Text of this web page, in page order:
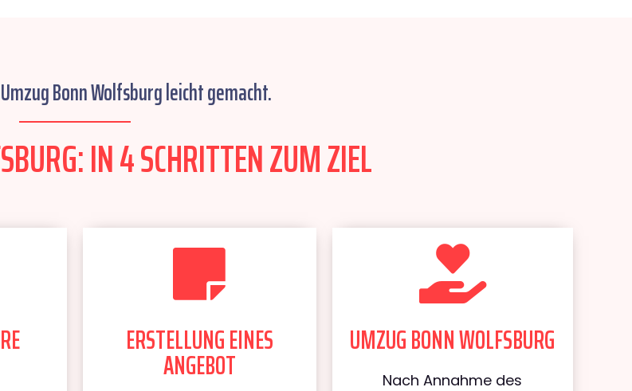
Bonn Wolfsburg leicht gemacht.
IN 4 SCHRITTEN ZUM ZIEL
ERSTELLUNG EINES
ANGEBOT
UMZUG BONN WOLFSBURG
Nach Annahme des